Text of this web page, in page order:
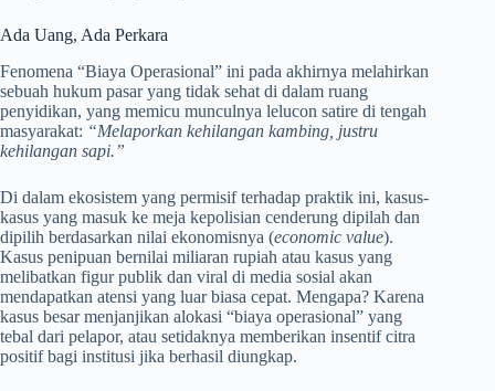
Ada Uang, Ada Perkara
Fenomena “Biaya Operasional” ini pada akhirnya melahirkan
sebuah hukum pasar yang tidak sehat di dalam ruang
penyidikan, yang memicu munculnya lelucon satire di tengah
masyarakat: “Melaporkan kehilangan kambing, justru
kehilangan sapi.”
Di dalam ekosistem yang permisif terhadap praktik ini, kasus-
kasus yang masuk ke meja kepolisian cenderung dipilah dan
dipilih berdasarkan nilai ekonomisnya (economic value).
Kasus penipuan bernilai miliaran rupiah atau kasus yang
melibatkan figur publik dan viral di media sosial akan
mendapatkan atensi yang luar biasa cepat. Mengapa? Karena
kasus besar menjanjikan alokasi “biaya operasional” yang
tebal dari pelapor, atau setidaknya memberikan insentif citra
positif bagi institusi jika berhasil diungkap.